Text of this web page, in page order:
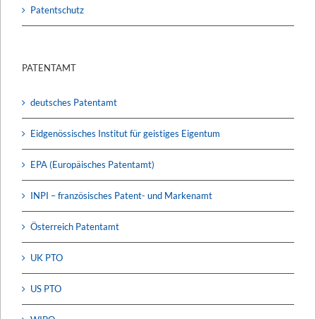
Patentschutz
PATENTAMT
deutsches Patentamt
Eidgenössisches Institut für geistiges Eigentum
EPA (Europäisches Patentamt)
INPI – französisches Patent- und Markenamt
Österreich Patentamt
UK PTO
US PTO